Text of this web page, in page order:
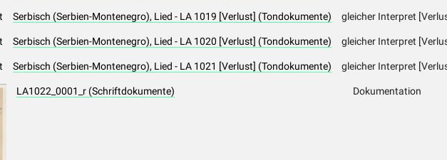
Serbisch (Serbien-Montenegro), Lied - LA 1019 [Verlust] (Tondokumente) gleicher Interpret
Serbisch (Serbien-Montenegro), Lied - LA 1020 [Verlust] (Tondokumente) gleicher Interpret
Serbisch (Serbien-Montenegro), Lied - LA 1021 [Verlust] (Tondokumente) gleicher Interpret
LA1022_0001_r (Schriftdokumente) Dokumentation